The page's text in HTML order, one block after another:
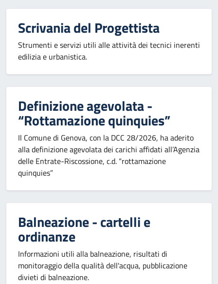
Scrivania del Progettista
Strumenti e servizi utili alle attività dei tecnici inerenti
edilizia e urbanistica.
Definizione agevolata -
“Rottamazione quinquies”
Il Comune di Genova, con la DCC 28/2026, ha aderito
alla definizione agevolata dei carichi affidati all’Agenzia
delle Entrate-Riscossione, c.d. “rottamazione
quinquies”
Balneazione - cartelli e
ordinanze
Informazioni utili alla balneazione, risultati di
monitoraggio della qualità dell'acqua, pubblicazione
divieti di balneazione.